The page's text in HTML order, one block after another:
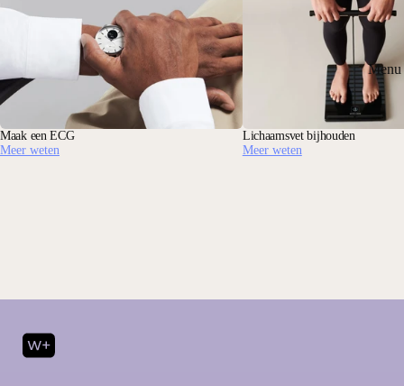
Menu
Maak een ECG
Meer weten
Lichaamsvet bijhouden
Meer weten